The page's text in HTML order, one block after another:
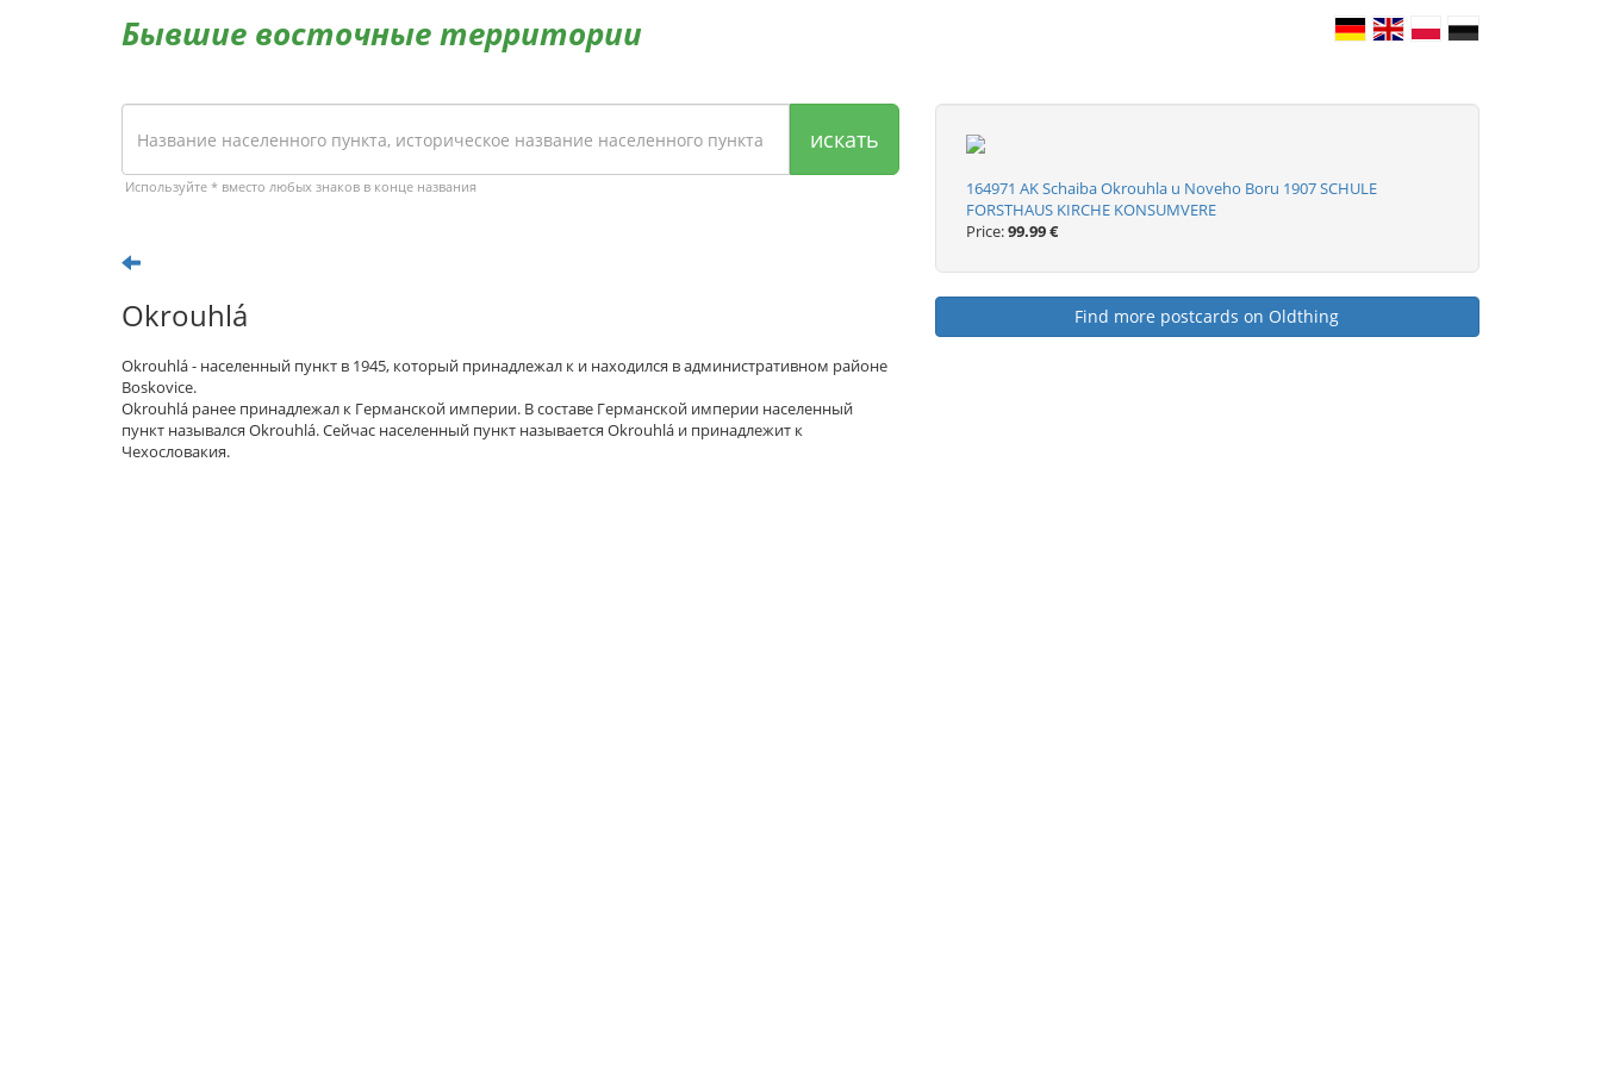
Бывшие восточные территории
искать
Используйте * вместо любых знаков в конце названия
Okrouhlá
Okrouhlá - населенный пункт в 1945, который принадлежал к и находился в административном районе
Boskovice.
Okrouhlá ранее принадлежал к Германской империи. В составе Германской империи населенный
пункт назывался Okrouhlá. Сейчас населенный пункт называется Okrouhlá и принадлежит к
Чехословакия.
164971 AK Schaiba Okrouhla u Noveho Boru 1907 SCHULE
FORSTHAUS KIRCHE KONSUMVERE
Price:99.99 €
Find more postcards on Oldthing